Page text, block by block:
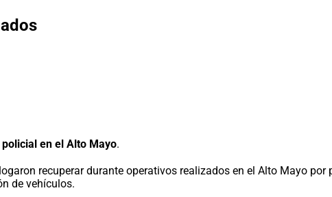
en el Alto Mayo.
recuperar durante operativos realizados en el Alto Mayo por
de vehículos.